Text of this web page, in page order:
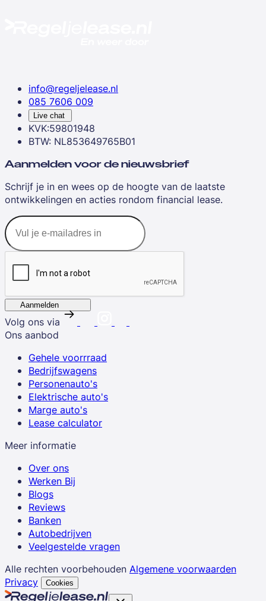
info@regeljelease.nl
085 7606 009
Live chat
KVK:59801948
BTW: NL853649765B01
Aanmelden voor de nieuwsbrief
Schrijf je in en wees op de hoogte van de laatste
ontwikkelingen en acties rondom financial lease.
Aanmelden
Volg ons via
Ons aanbod
Gehele voorrraad
Bedrijfswagens
Personenauto's
Elektrische auto's
Marge auto's
Lease calculator
Meer informatie
Over ons
Werken Bij
Blogs
Reviews
Banken
Autobedrijven
Veelgestelde vragen
Alle rechten voorbehouden Algemene voorwaarden
Privacy
Cookies